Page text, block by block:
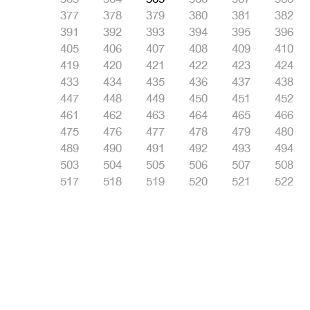
377
378 379 380 381
382
391
392 393 394 395
396
405
406 407 408 409
410
419
420 421 422 423
424
433
434 435 436 437
438
447
448 449 450 451
452
461
462 463 464 465
466
475
476 477 478 479
480
489
490 491 492 493
494
503
504 505 506 507
508
517
518 519 520 521 522